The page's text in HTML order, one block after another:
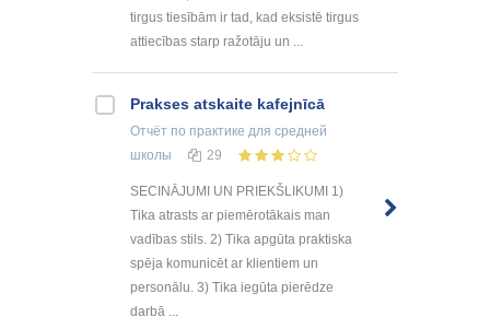
tirgus tiesībām ir tad, kad eksistē tirgus
attiecības starp ražotāju un ...
Prakses atskaite kafejnīcā
Отчёт по практике для средней
школы
29
SECINĀJUMI UN PRIEKŠLIKUMI 1)
Tika atrasts ar piemērotākais man
vadības stils. 2) Tika apgūta praktiska
spēja komunicēt ar klientiem un
personālu. 3) Tika iegūta pierēdze
darbā ...